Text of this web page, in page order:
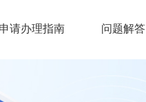
申请办理指南 问题解答